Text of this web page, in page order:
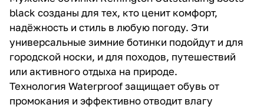
black созданы для тех, кто ценит комфорт,
надёжность и стиль в любую погоду. Эти
универсальные зимние ботинки подойдут и для
городской носки, и для походов, путешествий
или активного отдыха на природе.
Технология Waterproof защищает обувь от
промокания и эффективно отводит влагу